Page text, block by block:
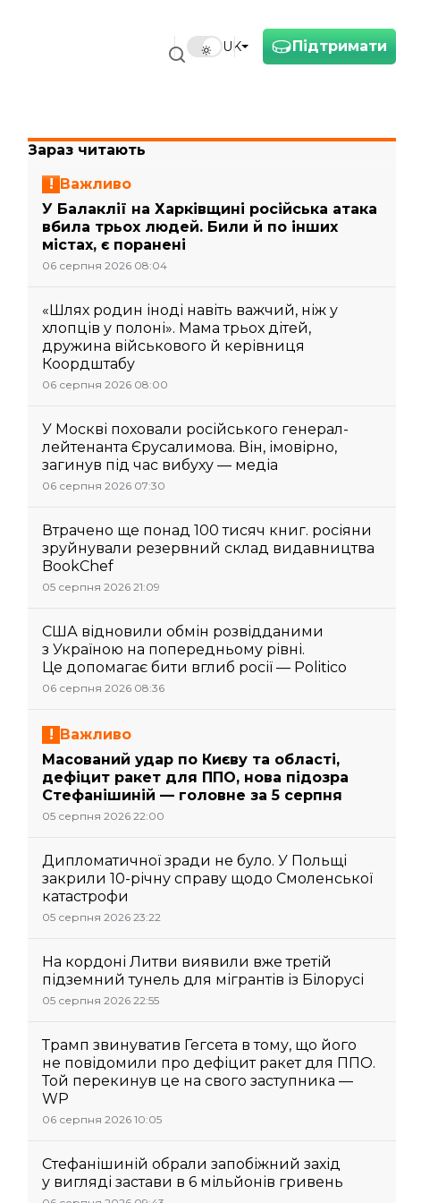
Підтримати
UK
Зараз читають
Важливо
У Балаклії на Харківщині російська атака
вбила трьох людей. Били й по інших
містах, є поранені
06 серпня 2026 08:04
«Шлях родин іноді навіть важчий, ніж у
хлопців у полоні». Мама трьох дітей,
дружина військового й керівниця
Коордштабу
06 серпня 2026 08:00
У Москві поховали російського генерал-
лейтенанта Єрусалимова. Він, імовірно,
загинув під час вибуху — медіа
06 серпня 2026 07:30
Втрачено ще понад 100 тисяч книг. росіяни
зруйнували резервний склад видавництва
BookChef
05 серпня 2026 21:09
США відновили обмін розвідданими
з Україною на попередньому рівні.
Це допомагає бити вглиб росії — Politico
06 серпня 2026 08:36
Важливо
Масований удар по Києву та області,
дефіцит ракет для ППО, нова підозра
Стефанішиній — головне за 5 серпня
05 серпня 2026 22:00
Дипломатичної зради не було. У Польщі
закрили 10-річну справу щодо Смоленської
катастрофи
05 серпня 2026 23:22
На кордоні Литви виявили вже третій
підземний тунель для мігрантів із Білорусі
05 серпня 2026 22:55
Трамп звинуватив Гегсета в тому, що його
не повідомили про дефіцит ракет для ППО.
Той перекинув це на свого заступника —
WP
06 серпня 2026 10:05
Стефанішиній обрали запобіжний захід
у вигляді застави в 6 мільйонів гривень